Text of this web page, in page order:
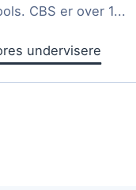
CBS er over 1...
undervisere